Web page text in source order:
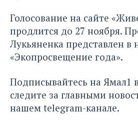
Голосование на сайте
продлится до 27 ноября.
Лукьяненка представлен
«Экопросвещение года».
Подписывайтесь на Ямал1 в
следите за главными
нашем telegram-канале.